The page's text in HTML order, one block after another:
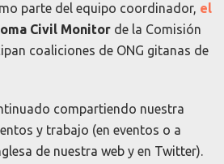
parte del equipo coordinador, el
Civil Monitor de la Comisión
coaliciones de ONG gitanas de
compartiendo nuestra
y trabajo (en eventos o a
de nuestra web y en Twitter).